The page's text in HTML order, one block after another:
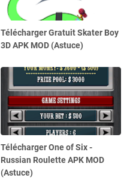
Télécharger Gratuit Skater Boy
3D APK MOD (Astuce)
Télécharger One of Six -
Russian Roulette APK MOD
(Astuce)